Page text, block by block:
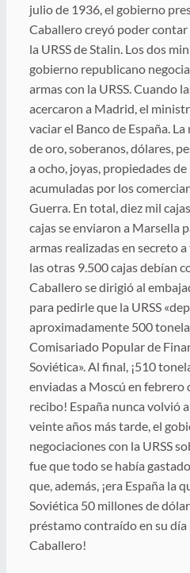
julio de 1936, el gobierno
Caballero creyó poder
la URSS de Stalin. Los dos
gobierno republicano
armas con la URSS. Cuando
acercaron a Madrid, el
vaciar el Banco de España.
de oro, soberanos, dólares,
a ocho, joyas, propiedades
acumuladas por los
Guerra. En total, diez mil
cajas se enviaron a Marsella
armas realizadas en secreto
las otras 9.500 cajas debían
Caballero se dirigió al
para pedirle que la URSS
aproximadamente 500
Comisariado Popular de
Soviética». Al final, ¡510
enviadas a Moscú en febrero
recibo! España nunca volvió
veinte años más tarde, el
negociaciones con la URSS
fue que todo se había
que, además, ¡era España la
Soviética 50 millones de
préstamo contraído en su
Caballero!